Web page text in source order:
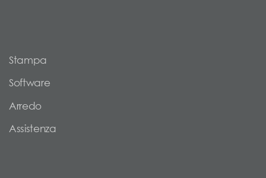
Stampa
Software
Arredo
Assistenza